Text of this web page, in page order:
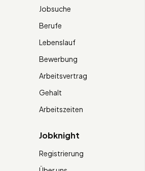
Jobsuche
Berufe
Lebenslauf
Bewerbung
Arbeitsvertrag
Gehalt
Arbeitszeiten
Jobknight
Registrierung